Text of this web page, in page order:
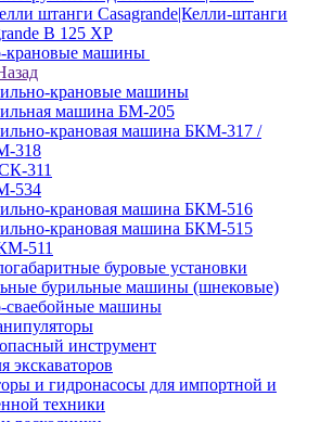
штанги Casagrande|Келли-штанги
B 125 XP
крановые машины
крановые машины
машина БМ-205
крановая машина БКМ-317 /
318
311
534
крановая машина БКМ-516
крановая машина БКМ-515
511
буровые установки
бурильные машины (шнековые)
сваебойные машины
инструмент
экскаваторов
и гидронасосы для импортной и
техники